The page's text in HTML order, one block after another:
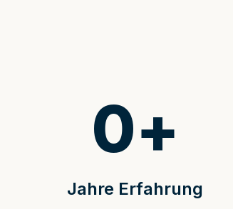
Jahre Erfahrung
0+